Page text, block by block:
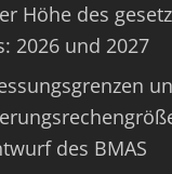
Höhe des
2026 und 2027
des BMAS